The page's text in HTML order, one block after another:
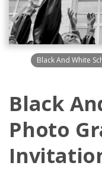
Black And White
Black
Photo